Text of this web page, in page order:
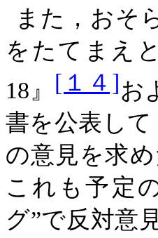
また，おそ
をたてまえ
18』 [１４]お
書を公表して
の意見を求
これも予定
グ”で反対意